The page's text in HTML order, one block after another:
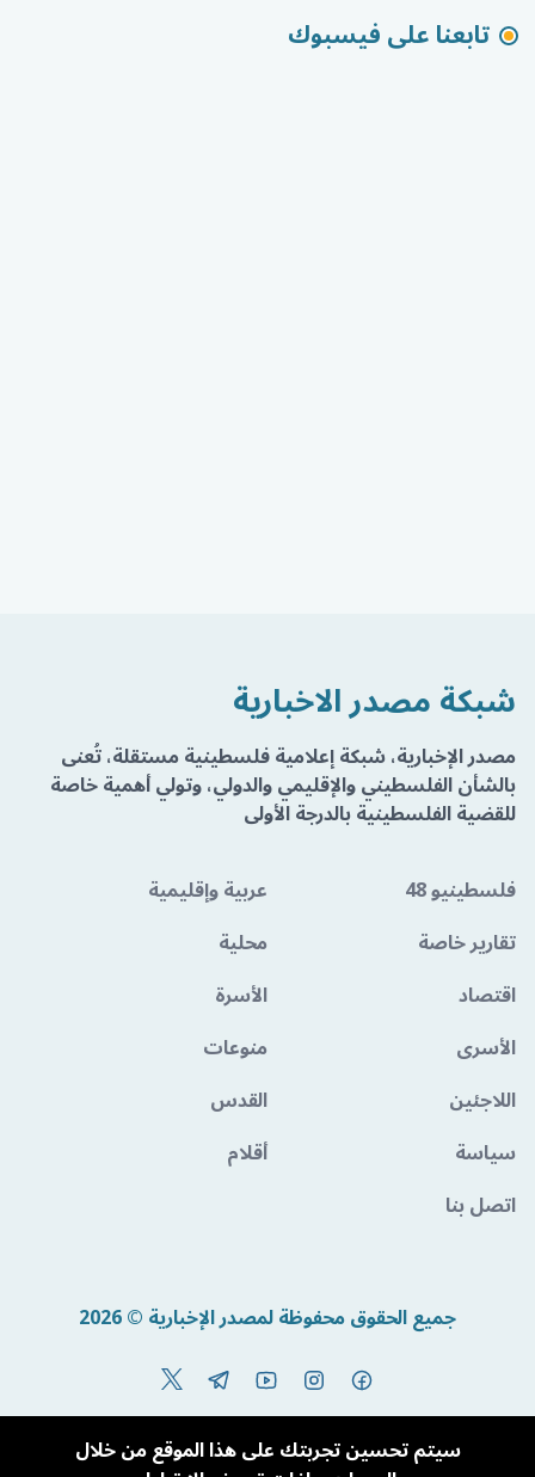
تابعنا على فيسبوك
شبكة مصدر الاخبارية
مصدر الإخبارية، شبكة إعلامية فلسطينية مستقلة، تُعنى
بالشأن الفلسطيني والإقليمي والدولي، وتولي أهمية خاصة
للقضية الفلسطينية بالدرجة الأولى
فلسطينيو 48
عربية وإقليمية
تقارير خاصة
محلية
اقتصاد
الأسرة
الأسرى
منوعات
اللاجئين
القدس
سياسة
أقلام
اتصل بنا
جميع الحقوق محفوظة لمصدر الإخبارية © 2026
Powered By BandoraCMS
سيتم تحسين تجربتك على هذا الموقع من خلال